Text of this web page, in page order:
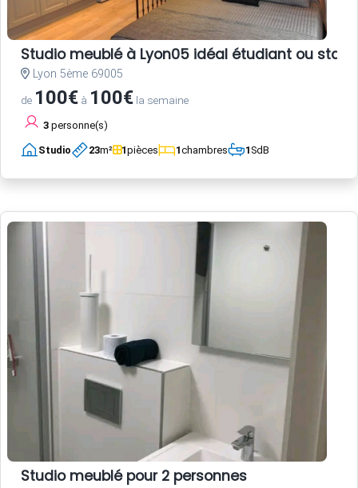
Studio meublé à Lyon05 idéal étudiant ou
Lyon 5ème 69005
de 100€ à 100€ la semaine
3 personne(s)
Studio 23m² 1pièces 1chambres 1SdB
Studio meublé pour 2 personnes